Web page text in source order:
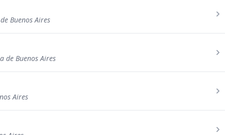
Buenos Aires
de Buenos Aires
Aires